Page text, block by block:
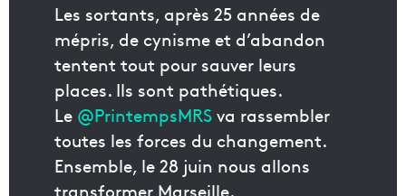
Les sortants, après 25 années de
mépris, de cynisme et d’abandon
tentent tout pour sauver leurs
places. Ils sont pathétiques.
Le @PrintempsMRSva rassembler
toutes les forces du changement.
Ensemble, le 28 juin nous allons
transformer Marseille.